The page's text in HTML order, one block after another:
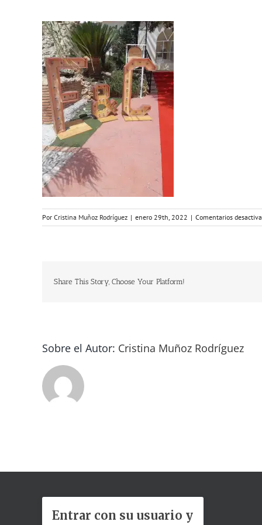
Por Cristina Muñoz Rodríguez | enero 29th, 2022 | Comentarios
Share This Story, Choose Your Platform!
Sobre el Autor: Cristina Muñoz Rodríguez
Entrar con su usuario y